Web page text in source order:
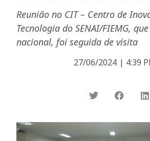
Reunião no CIT – Centro de
Tecnologia do SENAI/FIEMG,
nacional, foi seguida de visita
27/06/2024 | 4:39